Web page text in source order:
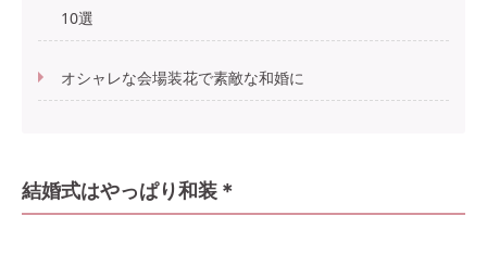
10選
オシャレな会場装花で素敵な和婚に
結婚式はやっぱり和装＊